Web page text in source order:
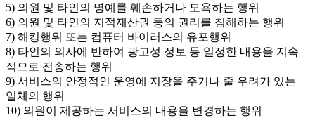
5) 의원 및 타인의 명예를 훼손하거나 모욕하는 행위
6) 의원 및 타인의 지적재산권 등의 권리를 침해하는 행위
7) 해킹행위 또는 컴퓨터 바이러스의 유포행위
8) 타인의 의사에 반하여 광고성 정보 등 일정한 내용을 지속
적으로 전송하는 행위
9) 서비스의 안정적인 운영에 지장을 주거나 줄 우려가 있는
일체의 행위
10) 의원이 제공하는 서비스의 내용을 변경하는 행위